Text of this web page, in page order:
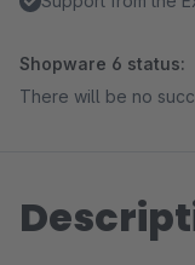
Shopware 6 status:
There will be no